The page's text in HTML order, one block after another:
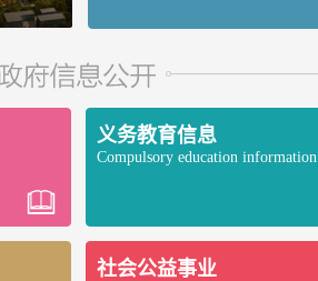
义务教育信息
Compulsory education information
社会公益事业